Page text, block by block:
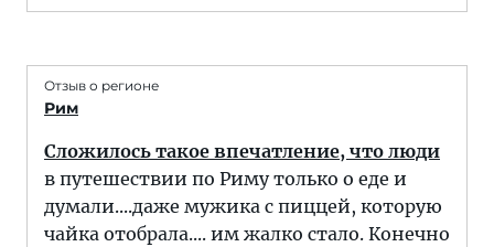
Отзыв о регионе
Рим
Сложилось такое впечатление, что люди
в путешествии по Риму только о еде и
думали....даже мужика с пиццей, которую
чайка отобрала.... им жалко стало. Конечно